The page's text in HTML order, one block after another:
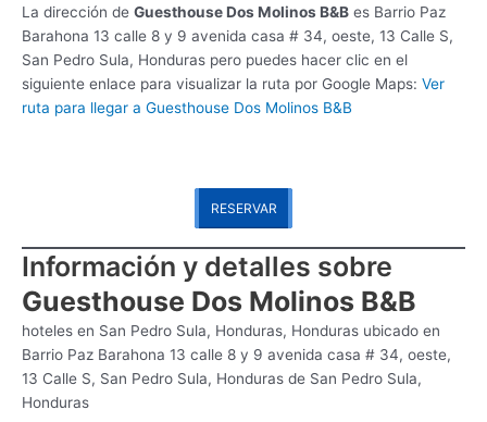
La dirección de Guesthouse Dos Molinos B&B es Barrio Paz
Barahona 13 calle 8 y 9 avenida casa # 34, oeste, 13 Calle S,
San Pedro Sula, Honduras pero puedes hacer clic en el
siguiente enlace para visualizar la ruta por Google Maps: Ver
ruta para llegar a Guesthouse Dos Molinos B&B
RESERVAR
Información y detalles sobre
Guesthouse Dos Molinos B&B
hoteles en San Pedro Sula, Honduras, Honduras ubicado en
Barrio Paz Barahona 13 calle 8 y 9 avenida casa # 34, oeste,
13 Calle S, San Pedro Sula, Honduras de San Pedro Sula,
Honduras